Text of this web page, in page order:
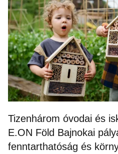
Tizenhárom óvodai és
E.ON Föld Bajnokai
fenntarthatóság és